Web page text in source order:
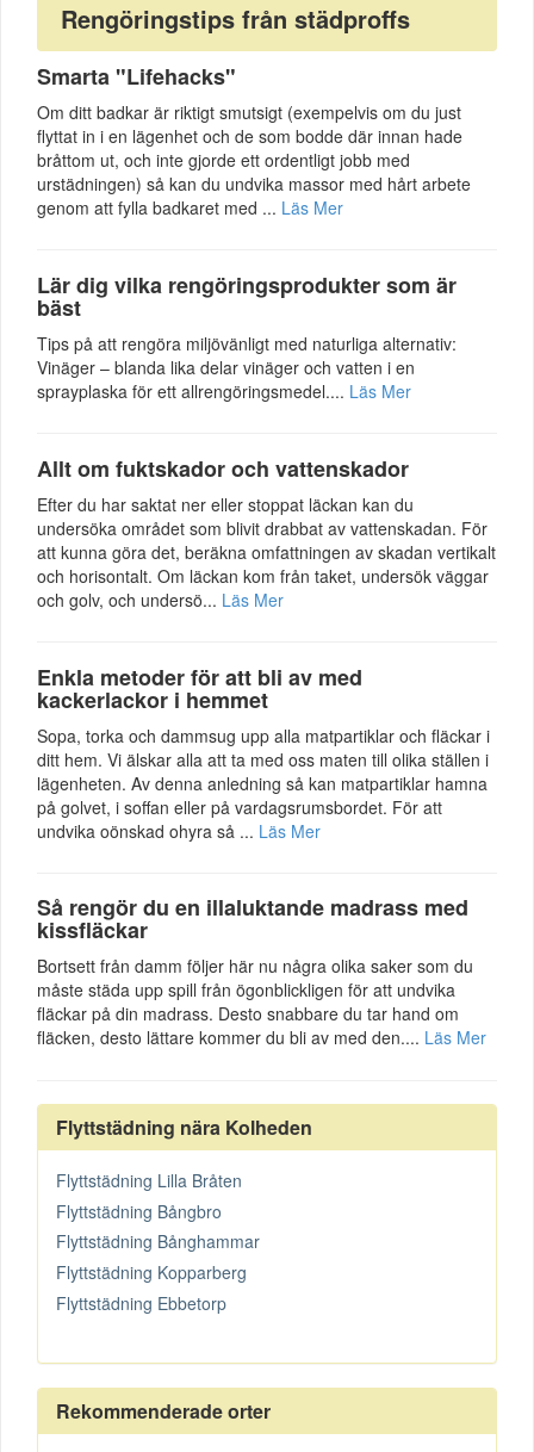
Rengöringstips från städproffs
Smarta "Lifehacks"
Om ditt badkar är riktigt smutsigt (exempelvis om du just
flyttat in i en lägenhet och de som bodde där innan hade
bråttom ut, och inte gjorde ett ordentligt jobb med
urstädningen) så kan du undvika massor med hårt arbete
genom att fylla badkaret med ... Läs Mer
Lär dig vilka rengöringsprodukter som är
bäst
Tips på att rengöra miljövänligt med naturliga alternativ:
Vinäger – blanda lika delar vinäger och vatten i en
sprayplaska för ett allrengöringsmedel.... Läs Mer
Allt om fuktskador och vattenskador
Efter du har saktat ner eller stoppat läckan kan du
undersöka området som blivit drabbat av vattenskadan. För
att kunna göra det, beräkna omfattningen av skadan vertikalt
och horisontalt. Om läckan kom från taket, undersök väggar
och golv, och undersö... Läs Mer
Enkla metoder för att bli av med
kackerlackor i hemmet
Sopa, torka och dammsug upp alla matpartiklar och fläckar i
ditt hem. Vi älskar alla att ta med oss maten till olika ställen i
lägenheten. Av denna anledning så kan matpartiklar hamna
på golvet, i soffan eller på vardagsrumsbordet. För att
undvika oönskad ohyra så ... Läs Mer
Så rengör du en illaluktande madrass med
kissfläckar
Bortsett från damm följer här nu några olika saker som du
måste städa upp spill från ögonblickligen för att undvika
fläckar på din madrass. Desto snabbare du tar hand om
fläcken, desto lättare kommer du bli av med den.... Läs Mer
Flyttstädning nära Kolheden
Flyttstädning Lilla Bråten
Flyttstädning Bångbro
Flyttstädning Bånghammar
Flyttstädning Kopparberg
Flyttstädning Ebbetorp
Rekommenderade orter